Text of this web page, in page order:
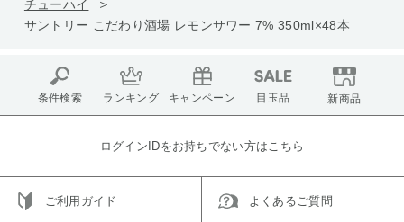
チューハイ
サントリー こだわり酒場 レモンサワー 7% 350ml×48本
条件検索 ランキング キャンペーン 目玉品 新商品
ログインIDをお持ちでない方はこちら
ご利用ガイド よくあるご質問